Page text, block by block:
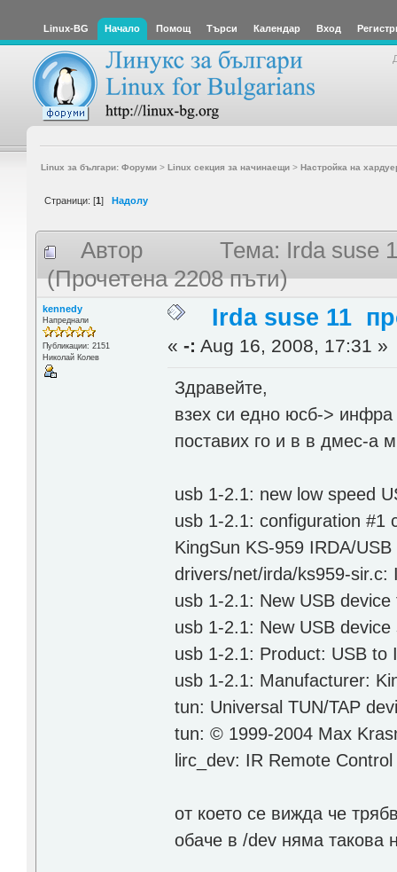
Linux-BG Начало Помощ Търси Календар Вход
Linux за българи: Форуми> Linux секция за начинаещи> Настройка на
Страници: [1] Надолу
Автор
Тема: Irda suse
(Прочетена 2208 пъти)
kennedy
Напреднали
Публикации: 2151
Николай Колев
Irda suse 11
«-: Aug 16, 2008, 17:31 »
Здравейте,
взех си едно юсб-> инфра
поставих го и в в дмес-а
usb 1-2.1: new low speed
usb 1-2.1: configuration #1
KingSun KS-959 IRDA/
drivers/net/irda/ks959-sir.c:
usb 1-2.1: New USB
usb 1-2.1: New USB
usb 1-2.1: Product: USB to
usb 1-2.1: Manufacturer:
tun: Universal TUN/TAP
tun: © 1999-2004 Max
lirc_dev: IR Remote
от което се вижда че
обаче в /dev няма